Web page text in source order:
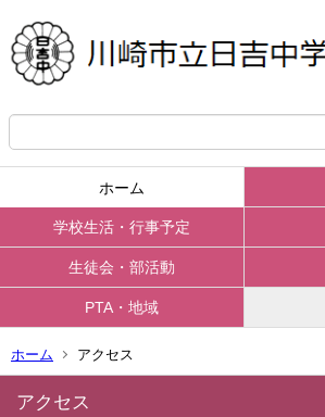
ホーム
学校生活・行事予定
生徒会・部活動
PTA・地域
ホーム アクセス
アクセス